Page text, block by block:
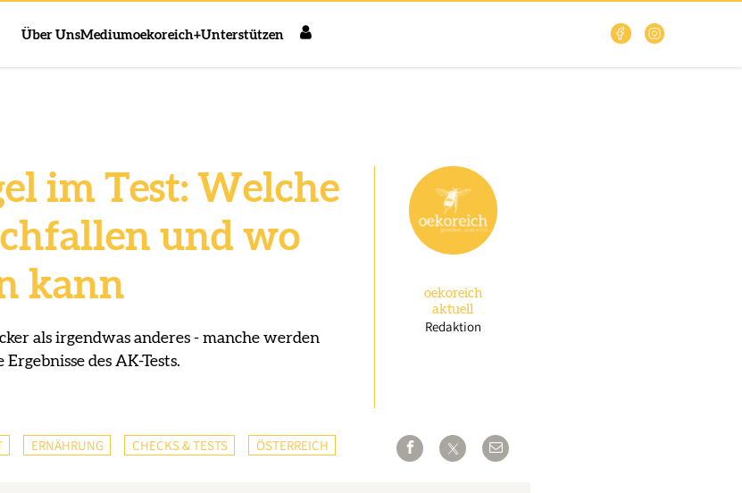
Über UnsMediumoekoreich+Unterstützen
im Test: Welche
und wo
kann
als irgendwas anderes - manche werden
des AK-Tests.
oekoreich
aktuell
Redaktion
ERNÄHRUNG CHECKS & TESTS ÖSTERREICH